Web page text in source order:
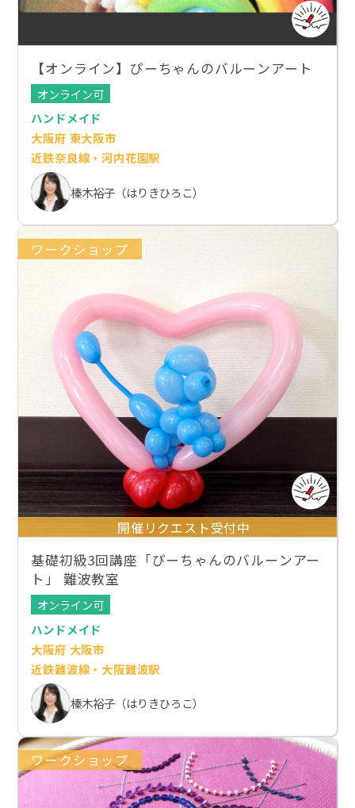
【オンライン】ぴーちゃんのバルーンアート
オンライン可
ハンドメイド
大阪府 東大阪市
近鉄奈良線・河内花園駅
榛木裕子（はりきひろこ）
ワークショップ
開催リクエスト受付中
基礎初級3回講座「ぴーちゃんのバルーンアー
ト」 難波教室
オンライン可
ハンドメイド
大阪府 大阪市
近鉄難波線・大阪難波駅
榛木裕子（はりきひろこ）
ワークショップ